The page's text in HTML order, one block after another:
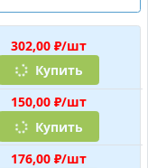
302,00 ₽/шт
Купить
150,00 ₽/шт
Купить
176,00 ₽/шт